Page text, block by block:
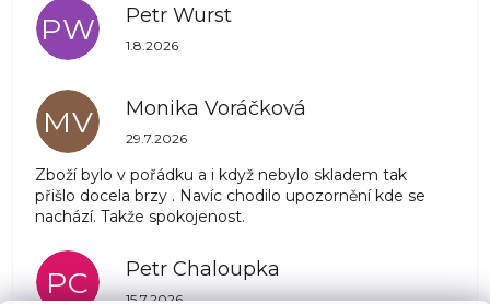
PW Petr Wurst
Hodnocení obchodu je 5 z 5 hvězdiček.
1.8.2026
MV Monika Voráčková
Hodnocení obchodu je 5 z 5 hvězdiček.
29.7.2026
Zboží bylo v pořádku a i když nebylo skladem tak
přišlo docela brzy . Navíc chodilo upozornění kde se
nachází. Takže spokojenost.
PC Petr Chaloupka
Hodnocení obchodu je 5 z 5 hvězdiček.
15.7.2026